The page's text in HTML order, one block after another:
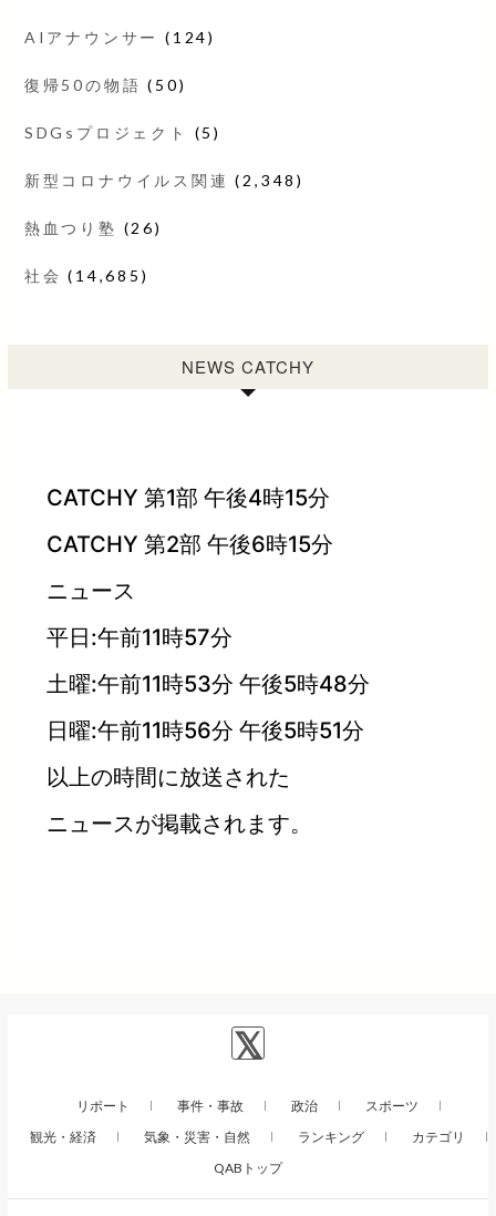
AIアナウンサー (124)
復帰50の物語 (50)
SDGsプロジェクト (5)
新型コロナウイルス関連 (2,348)
熱血つり塾 (26)
社会 (14,685)
NEWS CATCHY
CATCHY 第1部 午後4時15分
CATCHY 第2部 午後6時15分
ニュース
平日:午前11時57分
土曜:午前11時53分 午後5時48分
日曜:午前11時56分 午後5時51分
以上の時間に放送された
ニュースが掲載されます。
リポート 事件・事故 政治
スポーツ
観光・経済
気象・災害・自然 ランキング
カテゴリ
QABトップ